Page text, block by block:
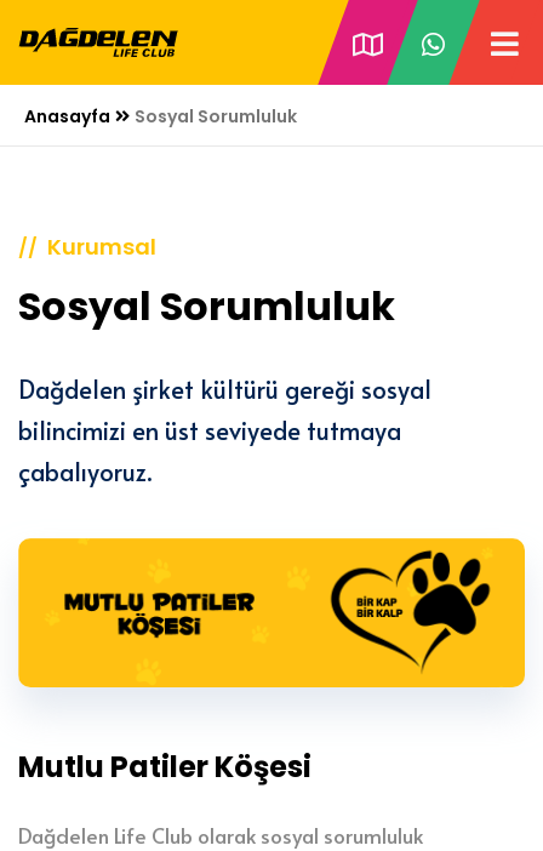
Anasayfa Sosyal Sorumluluk
// Kurumsal
Sosyal Sorumluluk
Dağdelen şirket kültürü gereği sosyal
bilincimizi en üst seviyede tutmaya
çabalıyoruz.
Mutlu Patiler Köşesi
Dağdelen Life Club olarak sosyal sorumluluk